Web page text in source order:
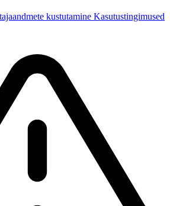
kustutamine Kasutustingimused